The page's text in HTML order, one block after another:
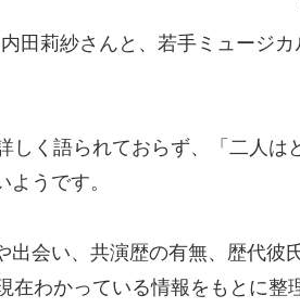
田莉紗さんと、若手ミュージカ
く語られておらず、「二人は
うです。
出会い、共演歴の有無、歴代彼
わかっている情報をもとに整